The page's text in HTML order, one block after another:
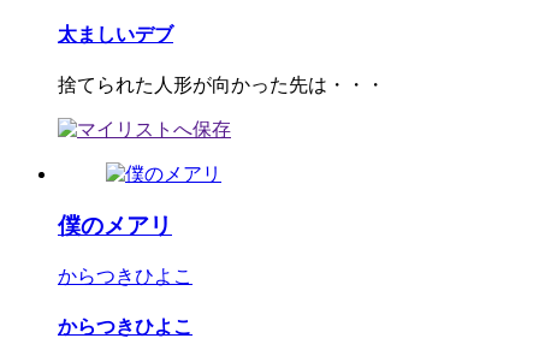
太ましいデブ
捨てられた人形が向かった先は・・・
僕のメアリ
からつきひよこ
からつきひよこ